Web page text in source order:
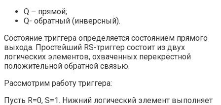
Q – прямой;
Q- обратный (инверсный).
Состояние триггера определяется состоянием прямого
выхода. Простейший RS-триггер состоит из двух
логических элементов, охваченных перекрёстной
положительной обратной связью.
Рассмотрим работу триггера:
Пусть R=0, S=1. Нижний логический элемент выполняет